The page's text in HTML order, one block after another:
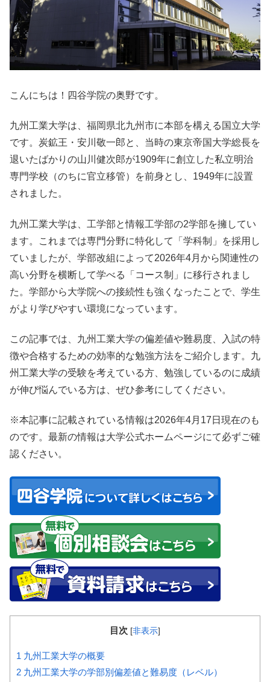
こんにちは！四谷学院の奥野です。
九州工業大学は、福岡県北九州市に本部を構える国立大学
です。炭鉱王・安川敬一郎と、当時の東京帝国大学総長を
退いたばかりの山川健次郎が1909年に創立した私立明治
専門学校（のちに官立移管）を前身とし、1949年に設置
されました。
九州工業大学は、工学部と情報工学部の2学部を擁してい
ます。これまでは専門分野に特化して「学科制」を採用し
ていましたが、学部改組によって2026年4月から関連性の
高い分野を横断して学べる「コース制」に移行されまし
た。学部から大学院への接続性も強くなったことで、学生
がより学びやすい環境になっています。
この記事では、九州工業大学の偏差値や難易度、入試の特
徴や合格するための効率的な勉強方法をご紹介します。九
州工業大学の受験を考えている方、勉強しているのに成績
が伸び悩んでいる方は、ぜひ参考にしてください。
※本記事に記載されている情報は2026年4月17日現在のも
のです。最新の情報は大学公式ホームページにて必ずご確
認ください。
目次 [非表示]
1 九州工業大学の概要
2 九州工業大学の学部別偏差値と難易度（レベル）